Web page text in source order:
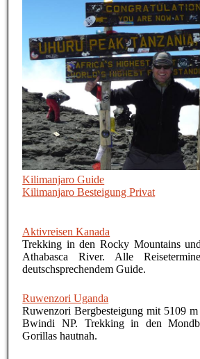
Kilimanjaro Guide
Kilimanjaro Besteigung Privat
Aktivreisen Kanada
Trekking in den Rocky Mountains
Athabasca River. Alle
deutschsprechendem Guide.
Ruwenzori Uganda
Ruwenzori Bergbesteigung mit 5109
Bwindi NP. Trekking in den
Gorillas hautnah.